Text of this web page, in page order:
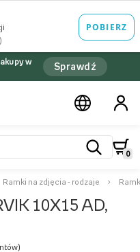
w
Sprawdź
0
Ramki na zdjęcia - rodzaje
10X15 AD,
)